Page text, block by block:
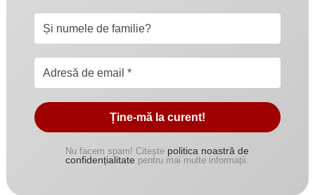
Nu facem spam! Citește politica noastră de
confidențialitate pentru mai multe informații.